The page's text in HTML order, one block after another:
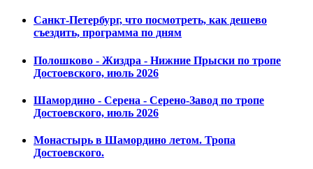
Санкт-Петербург, что посмотреть, как дешево
съездить, программа по дням
Полошково - Жиздра - Нижние Прыски по тропе
Достоевского, июль 2026
Шамордино - Серена - Серено-Завод по тропе
Достоевского, июль 2026
Монастырь в Шамордино летом. Тропа
Достоевского.